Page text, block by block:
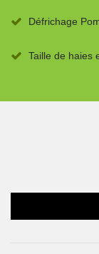
Défrichage
Taille de haies